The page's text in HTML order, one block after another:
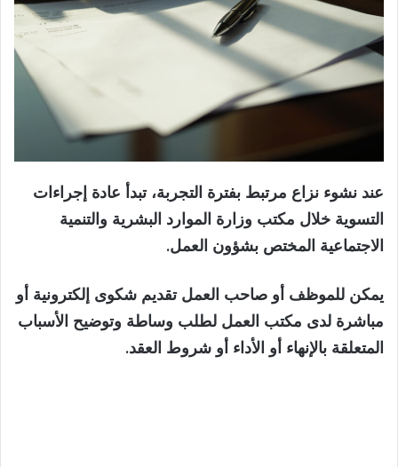
عند نشوء نزاع مرتبط بفترة التجربة، تبدأ عادة إجراءات
التسوية خلال مكتب وزارة الموارد البشرية والتنمية
الاجتماعية المختص بشؤون العمل.
يمكن للموظف أو صاحب العمل تقديم شكوى إلكترونية أو
مباشرة لدى مكتب العمل لطلب وساطة وتوضيح الأسباب
المتعلقة بالإنهاء أو الأداء أو شروط العقد.